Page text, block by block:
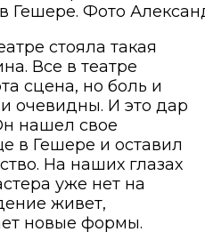
Гешере. Фото
стояла такая
Все в театре
сцена, но боль и
очевидны. И это дар
нашел свое
в Гешере и оставил
На наших глазах
уже нет на
живет,
новые формы.